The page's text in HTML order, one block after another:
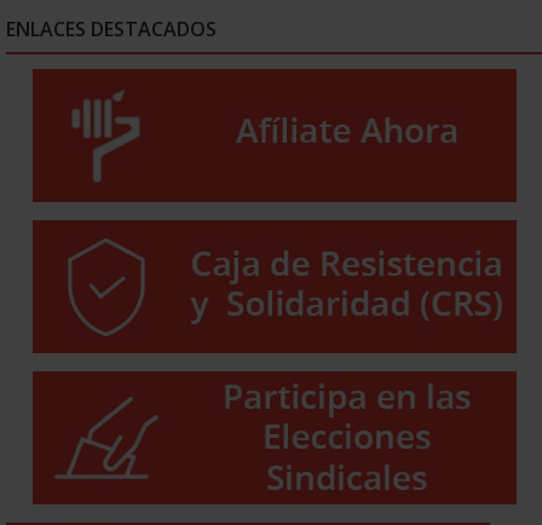
ENLACES DESTACADOS